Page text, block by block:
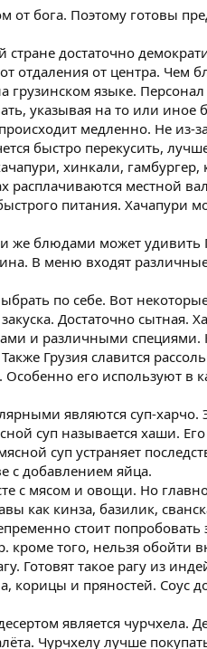
от бога. Поэтому готовы
достаточно
отдаления от центра. Чем
языке.
указывая на то или иное
медленно. Не из-
быстро перекусить,
хинкали,
расплачиваются местной
питания. Хачапури
же блюдами может удивить
В меню входят
по себе. Вот
Достаточно сытная.
и различными специями.
Грузия славится
его используют в
являются суп-харчо.
суп называется хаши.
суп устраняет
с добавлением яйца.
с мясом и овощи. Но
как кинза, базилик,
стоит попробовать
того, нельзя обойти
Готовят такое рагу из
корицы и пряностей. Соус
является чурчхела.
Чурчхелу лучше